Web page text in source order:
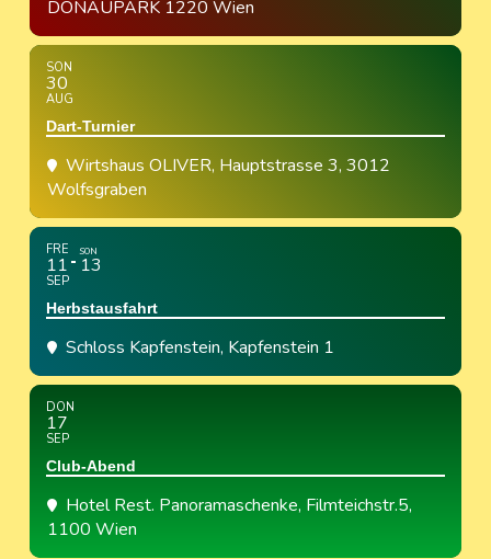
DONAUPARK 1220 Wien
SON
30
AUG
Dart-Turnier
Wirtshaus OLIVER, Hauptstrasse 3, 3012
Wolfsgraben
FRE
11
SEP
SON
13
Herbstausfahrt
Schloss Kapfenstein, Kapfenstein 1
DON
17
SEP
Club-Abend
Hotel Rest. Panoramaschenke, Filmteichstr.5,
1100 Wien